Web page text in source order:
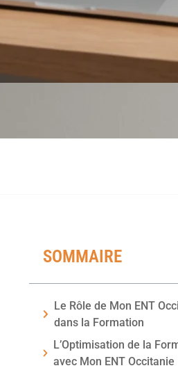
SOMMAIRE
Le Rôle de Mon ENT
dans la Formation
L’Optimisation de la
avec Mon ENT Occitanie